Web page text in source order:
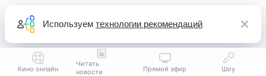
Кино онлайн
Читать
новости
Прямой эфир Шоу
Используем технологии рекомендаций